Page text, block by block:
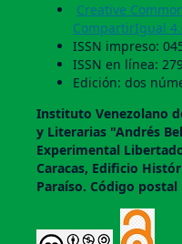
Creative
CompartirIgual
ISSN impreso:
ISSN en línea:
Edición: dos
Instituto Venezolano
y Literarias "Andrés
Experimental
Caracas, Edificio
Paraí­so. Código postal